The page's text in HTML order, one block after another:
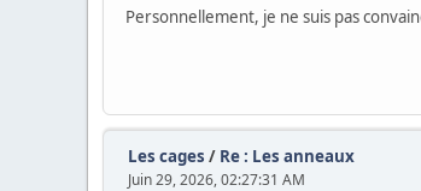
Personnellement, je ne suis pas
Les cages / Re : Les anneaux
Juin 29, 2026, 02:27:31 AM